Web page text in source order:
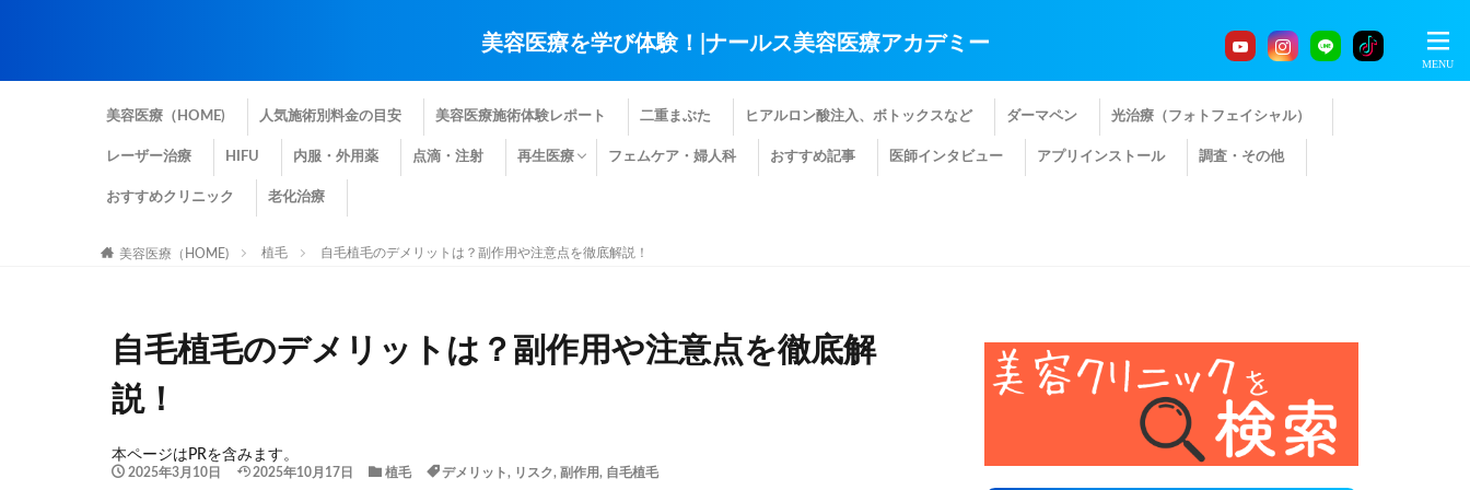
美容医療を学び体験！|ナールス美容医療アカデミー
美容医療（HOME) 人気施術別料金の目安 美容医療施術体験レポート 二重まぶた ヒアルロン酸注入、ボトックスなど ダーマペン 光治療（フォトフェイシャル）
レーザー治療 HIFU 内服・外用薬 点滴・注射 再生医療 フェムケア・婦人科 おすすめ記事 医師インタビュー アプリインストール 調査・その他
おすすめクリニック 老化治療
美容医療（HOME) 植毛 自毛植毛のデメリットは？副作用や注意点を徹底解説！
自毛植毛のデメリットは？副作用や注意点を徹底解
説！
本ページはPRを含みます。
2025年3月10日 2025年10月17日 植毛 デメリット, リスク, 副作用, 自毛植毛